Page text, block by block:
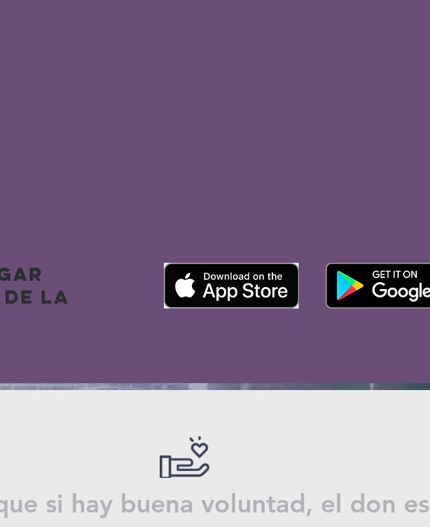
LA
si hay buena voluntad, el don es